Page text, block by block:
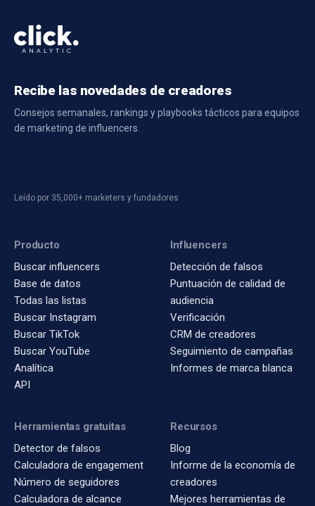
Recibe las novedades de creadores
Consejos semanales, rankings y playbooks tácticos para equipos
de marketing de influencers.
Leído por 35,000+ marketers y fundadores
Producto
Buscar influencers
Base de datos
Todas las listas
Buscar Instagram
Buscar TikTok
Buscar YouTube
Analítica
API
Influencers
Detección de falsos
Puntuación de calidad de
audiencia
Verificación
CRM de creadores
Seguimiento de campañas
Informes de marca blanca
Herramientas gratuitas
Detector de falsos
Calculadora de engagement
Número de seguidores
Calculadora de alcance
Recursos
Blog
Informe de la economía de
creadores
Mejores herramientas de